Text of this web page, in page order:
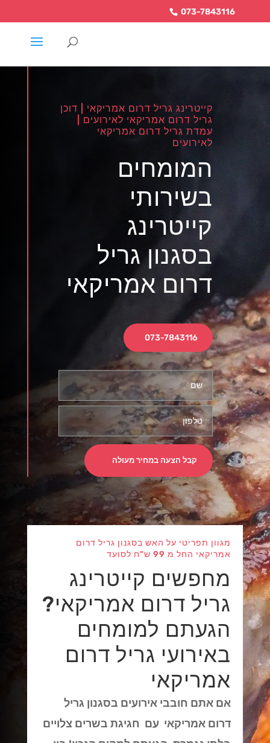
073-7843116
קייטרינג גריל דרום אמריקאי | דוכן
גריל דרום אמריקאי לאירועים |
עמדת גריל דרום אמריקאי
לאירועים
המומחים
בשירותי
קייטרינג
בסגנון גריל
דרום אמריקאי
073-7843116
קבל הצעה במחיר מעולה
מגוון תפריטי על האש בסגנון גריל דרום
אמריקאי החל מ 99 ש"ח לסועד
מחפשים קייטרינג
גריל דרום אמריקאי?
הגעתם למומחים
באירועי גריל דרום
אמריקאי
אם אתם חובבי אירועים בסגנון גריל
דרום אמריקאי עם חגיגת בשרים צלויים